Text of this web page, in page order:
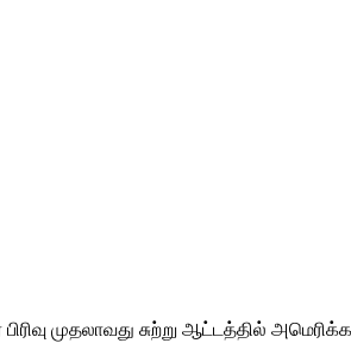
முதலாவது சுற்று ஆட்டத்தில்